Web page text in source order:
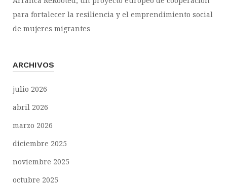
para fortalecer la resiliencia y el emprendimiento social
de mujeres migrantes
ARCHIVOS
julio 2026
abril 2026
marzo 2026
diciembre 2025
noviembre 2025
octubre 2025